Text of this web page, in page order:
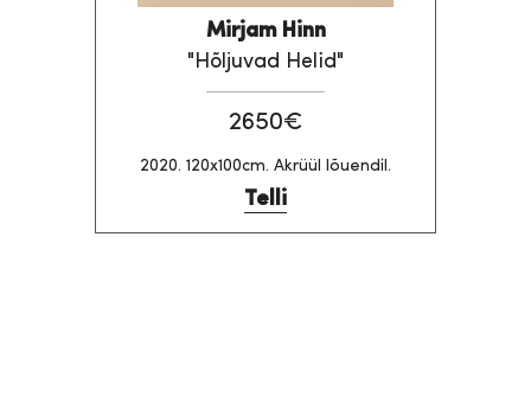
Mirjam Hinn
"Hõljuvad Helid"
2650€
2020. 120x100cm. Akrüül lõuendil.
Telli